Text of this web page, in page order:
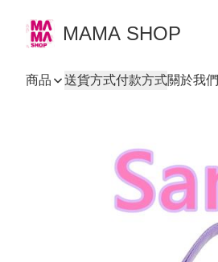
MAMA SHOP
商品 送貨方式付款方式關於我們